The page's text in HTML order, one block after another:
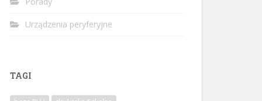
Urządzenia peryferyjne
TAGI